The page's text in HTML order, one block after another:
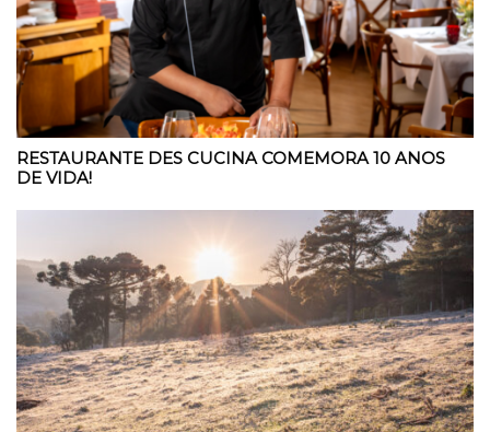
RESTAURANTE DES CUCINA COMEMORA 10 ANOS
DE VIDA!